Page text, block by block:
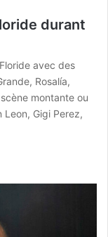
durant
avec des
Rosalía,
montante ou
Gigi Perez,